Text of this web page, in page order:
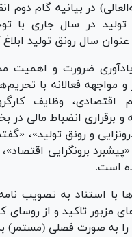
در بیانیه گام دوم
در سال جاری با
ضرورت و اهمیت
مواجهه فعالانه با
وظایف
و برقراری انضباط مالی
و رونق تولید»،
برونگرایی
است.
مزبور تاکید و از
را به صورت فصلی